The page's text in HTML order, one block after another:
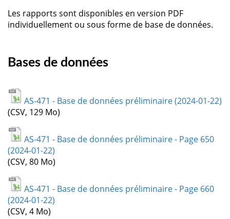
Les rapports sont disponibles en version PDF
individuellement ou sous forme de base de données.
Bases de données
AS-471 - Base de données préliminaire (2024-01-22)
(CSV, 129 Mo)
AS-471 - Base de données préliminaire - Page 650
(2024-01-22)
(CSV, 80 Mo)
AS-471 - Base de données préliminaire - Page 660
(2024-01-22)
(CSV, 4 Mo)